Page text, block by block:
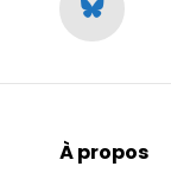
À propos